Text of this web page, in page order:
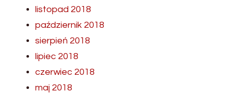
listopad 2018
październik 2018
sierpień 2018
lipiec 2018
czerwiec 2018
maj 2018